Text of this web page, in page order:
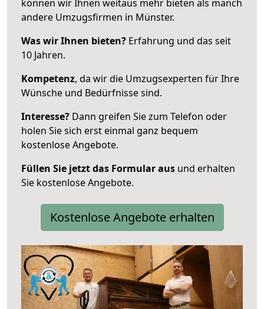
können wir Ihnen weitaus mehr bieten als manch
andere Umzugsfirmen in Münster.
Was wir Ihnen bieten? Erfahrung und das seit
10 Jahren.
Kompetenz, da wir die Umzugsexperten für Ihre
Wünsche und Bedürfnisse sind.
Interesse? Dann greifen Sie zum Telefon oder
holen Sie sich erst einmal ganz bequem
kostenlose Angebote.
Füllen Sie jetzt das Formular aus und erhalten
Sie kostenlose Angebote.
Kostenlose Angebote erhalten